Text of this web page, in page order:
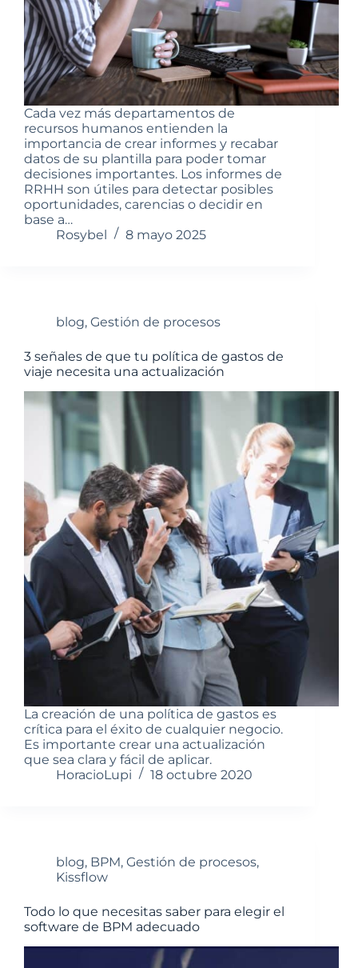
Cada vez más departamentos de
recursos humanos entienden la
importancia de crear informes y recabar
datos de su plantilla para poder tomar
decisiones importantes. Los informes de
RRHH son útiles para detectar posibles
oportunidades, carencias o decidir en
base a…
Rosybel
8 mayo 2025
blog, Gestión de procesos
3 señales de que tu política de gastos de
viaje necesita una actualización
La creación de una política de gastos es
crítica para el éxito de cualquier negocio.
Es importante crear una actualización
que sea clara y fácil de aplicar.
HoracioLupi
18 octubre 2020
blog, BPM, Gestión de procesos,
Kissflow
Todo lo que necesitas saber para elegir el
software de BPM adecuado